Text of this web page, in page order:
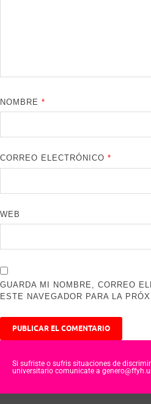
NOMBRE*
CORREO ELECTRÓNICO*
WEB
GUARDA MI NOMBRE, CORREO
ESTE NAVEGADOR PARA LA
Si sufriste o sufris situaciones de
universitario comunicate a